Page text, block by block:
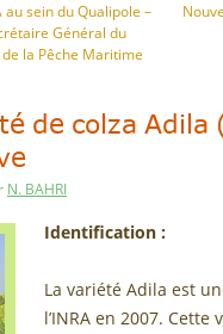
sein du Qualipole –
Général du
la Pêche Maritime
de colza Adila
N. BAHRI
Identification :
La variété Adila est
l’INRA en 2007.